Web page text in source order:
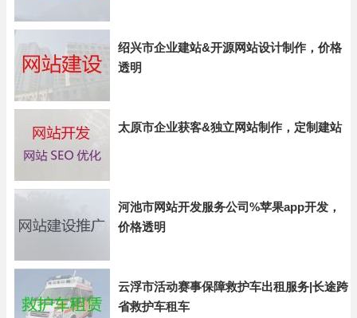
绍兴市企业建站&开源网站设计制作，价格
透明
太原市企业获客&独立网站制作，定制建站
河池市网站开发服务公司%苹果app开发，
价格透明
云浮市活动赛事保障救护车出租服务|长途跨
省救护车租车